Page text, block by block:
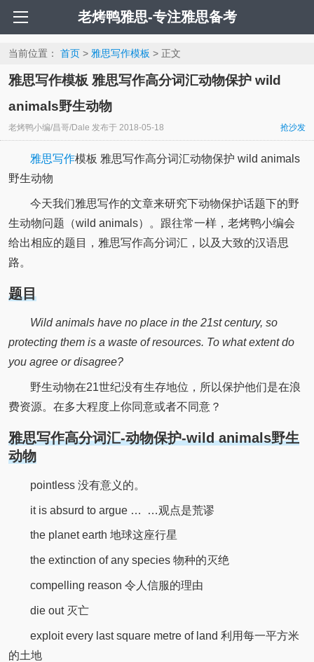
老烤鸭雅思-专注雅思备考
当前位置： 首页> 雅思写作模板 > 正文
雅思写作模板 雅思写作高分词汇动物保护 wild
animals野生动物
老烤鸭小编/昌哥/Dale 发布于 2018-05-18 抢沙发
雅思写作模板 雅思写作高分词汇动物保护 wild animals
野生动物
今天我们雅思写作的文章来研究下动物保护话题下的野
生动物问题（wild animals）。跟往常一样，老烤鸭小编会
给出相应的题目，雅思写作高分词汇，以及大致的汉语思
路。
题目
Wild animals have no place in the 21st century, so
protecting them is a waste of resources. To what extent do
you agree or disagree?
野生动物在21世纪没有生存地位，所以保护他们是在浪
费资源。在多大程度上你同意或者不同意？
雅思写作高分词汇-动物保护-wild animals野生
动物
pointless 没有意义的。
it is absurd to argue … …观点是荒谬
the planet earth 地球这座行星
the extinction of any species 物种的灭绝
compelling reason 令人信服的理由
die out 灭亡
exploit every last square metre of land 利用每一平方米
的土地